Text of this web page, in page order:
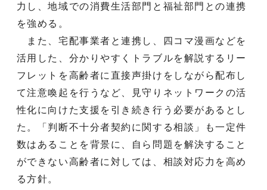
力し、地域での消費生活部門と福祉部門との連携
を強める。
また、宅配事業者と連携し、四コマ漫画などを
活用した、分かりやすくトラブルを解説するリー
フレットを高齢者に直接声掛けをしながら配布し
て注意喚起を行うなど、見守りネットワークの活
性化に向けた支援を引き続き行う必要があるとし
た。「判断不十分者契約に関する相談」も一定件
数はあることを背景に、自ら問題を解決すること
ができない高齢者に対しては、相談対応力を高め
る方針。